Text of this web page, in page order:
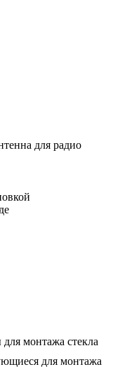
для радио
монтажа стекла
для монтажа